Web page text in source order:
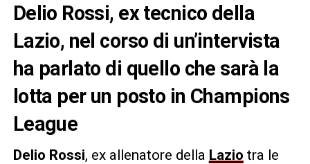
Delio Rossi, ex tecnico della
Lazio, nel corso di un’intervista
ha parlato di quello che sarà la
lotta per un posto in Champions
League
Delio Rossi, ex allenatore della Lazio tra le